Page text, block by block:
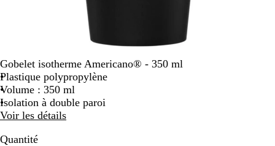
Gobelet isotherme Americano® - 350 ml
Plastique polypropylène
Volume : 350 ml
Isolation à double paroi
Voir les détails
Quantité